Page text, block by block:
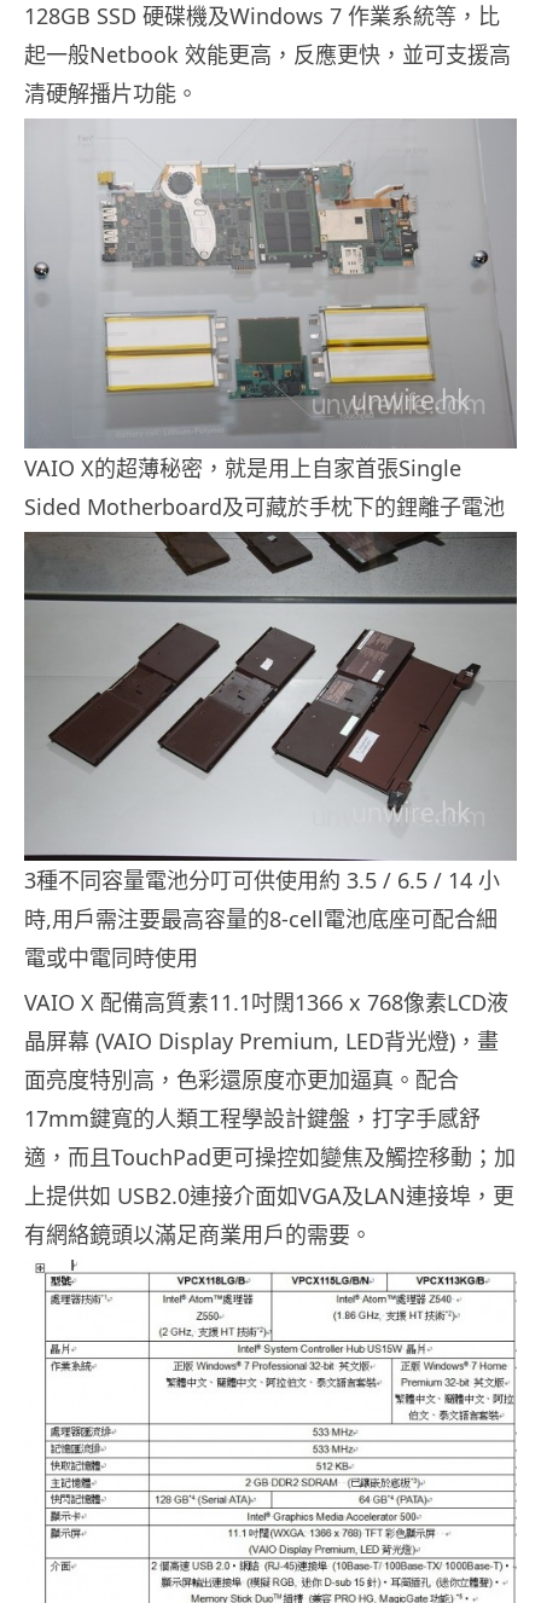
128GB SSD 硬碟機及Windows 7 作業系統等，比
起一般Netbook 效能更高，反應更快，並可支援高
清硬解播片功能。
VAIO X的超薄秘密，就是用上自家首張Single
Sided Motherboard及可藏於手枕下的鋰離子電池
3種不同容量電池分叮可供使用約 3.5 / 6.5 / 14 小
時,用戶需注要最高容量的8-cell電池底座可配合細
電或中電同時使用
VAIO X 配備高質素11.1吋闊1366 x 768像素LCD液
晶屏幕 (VAIO Display Premium, LED背光燈)，畫
面亮度特別高，色彩還原度亦更加逼真。配合
17mm鍵寬的人類工程學設計鍵盤，打字手感舒
適，而且TouchPad更可操控如變焦及觸控移動；加
上提供如 USB2.0連接介面如VGA及LAN連接埠，更
有網絡鏡頭以滿足商業用戶的需要。